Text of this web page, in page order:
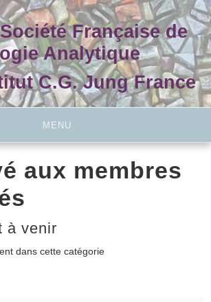
Française de
Analytique
C.G. Jung France
MENU
aux membres
à venir
dans cette catégorie